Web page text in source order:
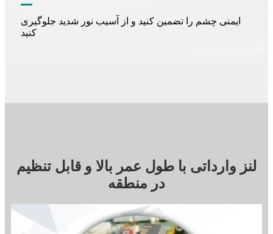
ایمنی چشم را تضمین کنید و از آسیب نور شدید جلوگیری
کنید
لنز وارداتی با طول عمر بالا و قابل تنظیم
در منطقه